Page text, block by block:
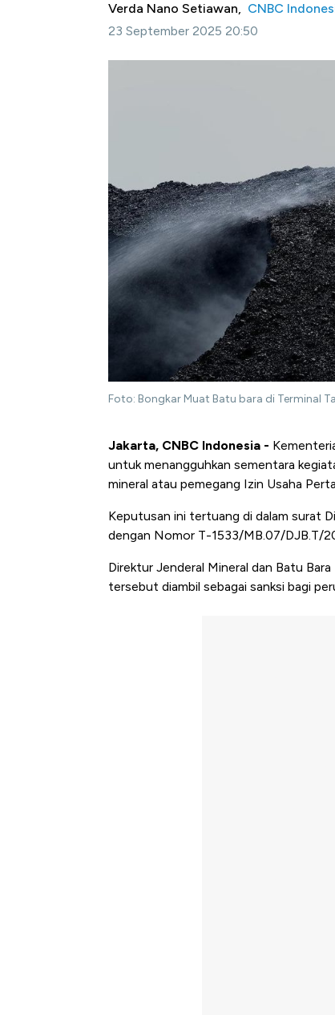
Verda Nano Setiawan, CNBC
23 September 2025 20:50
Foto: Bongkar Muat Batu bara di Terminal
Jakarta, CNBC Indonesia -
untuk menangguhkan sementara
mineral atau pemegang Izin Usaha
Keputusan ini tertuang di dalam surat
dengan Nomor T-1533/MB.07/DJB.T/
Direktur Jenderal Mineral dan Batu
tersebut diambil sebagai sanksi bagi